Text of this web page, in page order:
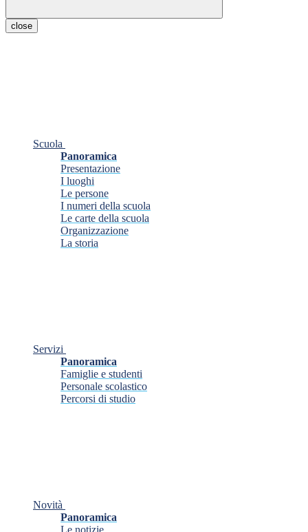
close
Scuola
Panoramica
Presentazione
I luoghi
Le persone
I numeri della scuola
Le carte della scuola
Organizzazione
La storia
Servizi
Panoramica
Famiglie e studenti
Personale scolastico
Percorsi di studio
Novità
Panoramica